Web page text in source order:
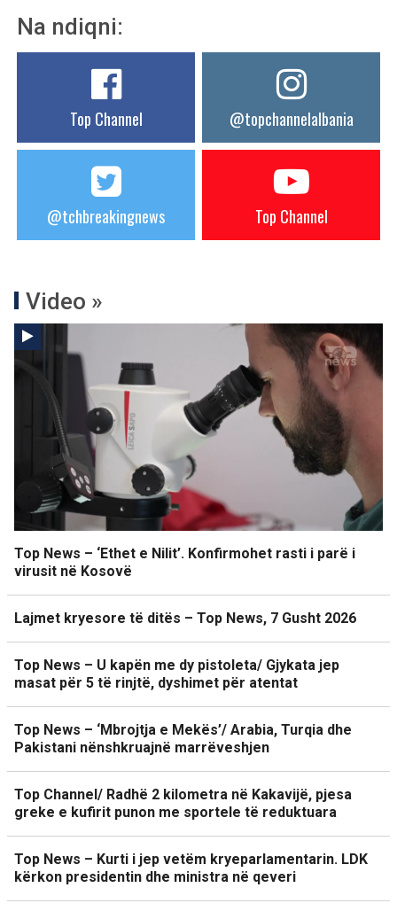
Na ndiqni:
Top Channel @topchannelalbania
@tchbreakingnews Top Channel
Video »
Top News – ‘Ethet e Nilit’. Konfirmohet rasti i parë i
virusit në Kosovë
Lajmet kryesore të ditës – Top News, 7 Gusht 2026
Top News – U kapën me dy pistoleta/ Gjykata jep
masat për 5 të rinjtë, dyshimet për atentat
Top News – ‘Mbrojtja e Mekës’/ Arabia, Turqia dhe
Pakistani nënshkruajnë marrëveshjen
Top Channel/ Radhë 2 kilometra në Kakavijë, pjesa
greke e kufirit punon me sportele të reduktuara
Top News – Kurti i jep vetëm kryeparlamentarin. LDK
kërkon presidentin dhe ministra në qeveri